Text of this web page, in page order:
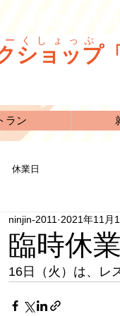
岩見沢市 レ
ショップ
くしょっぷ
ラン
休業日
臨時休
ninjin-2011 2021年11月
16日（火）は、レ